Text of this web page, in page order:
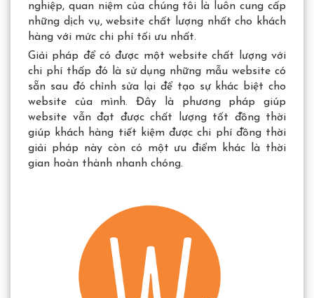
nghiệp, quan niệm của chúng tôi là luôn cung cấp
những dịch vụ, website chất lượng nhất cho khách
hàng với mức chi phí tối ưu nhất.
Giải pháp để có được một website chất lượng với
chi phí thấp đó là sử dụng những mẫu website có
sẵn sau đó chỉnh sửa lại để tạo sự khác biệt cho
website của mình. Đây là phương pháp giúp
website vẫn đạt được chất lượng tốt đồng thời
giúp khách hàng tiết kiệm được chi phí đồng thời
giải pháp này còn có một ưu điểm khác là thời
gian hoàn thành nhanh chóng.